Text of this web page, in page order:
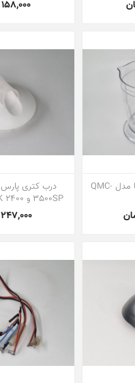
158,000 تومان
ظرف اصلی خردکن سایا مدل QMC-
3500SP و TK 2400 – رنگ سفید
247,000 تومان